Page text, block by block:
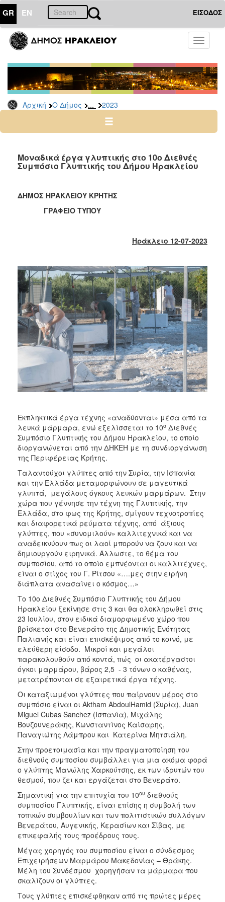
GR EN ΕΙΣΟΔΟΣ
Toggle
Αρχική Ο Δήμος ... 2023
ΔΗΜΟΣ
Δελτία
Τύπου
Αρχείο
2026
2024
2022
2020
2019
2015
2013
2012
2011
2010
2006
ΠΟΛΙΤΙΣΜΟΣ
ΑΝΘΕΚΤΙΚΗ
Μοναδικά έργα γλυπτικής στο 10ο Διεθνές
Συμπόσιο Γλυπτικής του Δήμου Ηρακλείου
ΔΗΜΟΣ ΗΡΑΚΛΕΙΟΥ ΚΡΗΤΗΣ
ΓΡΑΦΕΙΟ ΤΥΠΟΥ
Ηράκλειο 12-07-2023
Εκπληκτικά έργα τέχνης «αναδύονται» μέσα από τα
λευκά μάρμαρα, ενώ εξελίσσεται το 10ο Διεθνές
Συμπόσιο Γλυπτικής του Δήμου Ηρακλείου, το οποίο
διοργανώνεται από την ΔΗΚΕΗ με τη συνδιοργάνωση
της Περιφέρειας Κρήτης.
Ταλαντούχοι γλύπτες από την Συρία, την Ισπανία
και την Ελλάδα μεταμορφώνουν σε μαγευτικά
γλυπτά, μεγάλους όγκους λευκών μαρμάρων. Στην
χώρα που γέννησε την τέχνη της Γλυπτικής, την
Ελλάδα, στο φως της Κρήτης, σμίγουν τεχνοτροπίες
και διαφορετικά ρεύματα τέχνης, από άξιους
γλύπτες, που «συνομιλούν» καλλιτεχνικά και να
αναδεικνύουν πως οι λαοί μπορούν να ζουν και να
δημιουργούν ειρηνικά. Άλλωστε, το θέμα του
συμποσίου, από το οποίο εμπνέονται οι καλλιτέχνες,
είναι ο στίχος του Γ. Ρίτσου «….μες στην ειρήνη
διάπλατα ανασαίνει ο κόσμος…»
Το 10ο Διεθνές Συμπόσιο Γλυπτικής του Δήμου
Ηρακλείου ξεκίνησε στις 3 και θα ολοκληρωθεί στις
23 Ιουλίου, στον ειδικά διαμορφωμένο χώρο που
βρίσκεται στο Βενεράτο της Δημοτικής Ενότητας
Παλιανής και είναι επισκέψιμος από το κοινό, με
ελεύθερη είσοδο. Μικροί και μεγάλοι
παρακολουθούν από κοντά, πώς οι ακατέργαστοι
όγκοι μαρμάρου, βάρος 2,5 - 3 τόνων ο καθένας,
μετατρέπονται σε εξαιρετικά έργα τέχνης.
Οι καταξιωμένοι γλύπτες που παίρνουν μέρος στο
συμπόσιο είναι οι Aktham AbdoulHamid (Συρία), Juan
Miguel Cubas Sanchez (Ισπανία), Μιχάλης
Βουζουνεράκης, Κωνσταντίνος Καίσαρης,
Παναγιώτης Λάμπρου και Κατερίνα Μητσιάλη.
Στην προετοιμασία και την πραγματοποίηση του
διεθνούς συμποσίου συμβάλλει για μια ακόμα φορά
ο γλύπτης Μανώλης Χαρκούτσης, εκ των ιδρυτών του
θεσμού, που ζει και εργάζεται στο Βενεράτο.
Σημαντική για την επιτυχία του 10ου διεθνούς
συμποσίου Γλυπτικής, είναι επίσης η συμβολή των
τοπικών συμβουλίων και των πολιτιστικών συλλόγων
Βενεράτου, Αυγενικής, Κερασίων και Σίβας, με
επικεφαλής τους προέδρους τους.
Μέγας χορηγός του συμποσίου είναι ο σύνδεσμος
Επιχειρήσεων Μαρμάρου Μακεδονίας – Θράκης.
Μέλη του Συνδέσμου χορηγήσαν τα μάρμαρα που
σκαλίζουν οι γλύπτες.
Τους γλύπτες επισκέφθηκαν από τις πρώτες μέρες